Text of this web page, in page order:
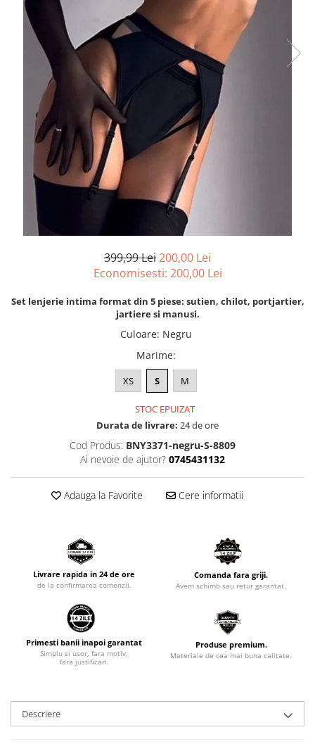
399,99 Lei200,00 Lei
Economisesti: 200,00 Lei
Set lenjerie intima format din 5 piese: sutien, chilot, portjartier,
jartiere si manusi.
Culoare: Negru
Marime:
XS S M
STOC EPUIZAT
Durata de livrare: 24 de ore
Cod Produs: BNY3371-negru-S-8809
Ai nevoie de ajutor? 0745431132
Adauga la Favorite Cere informatii
Livrare rapida in 24 de ore
de la confirmarea comenzii.
Comanda fara griji.
Avem schimb sau retur garantat.
Primesti banii inapoi garantat
Simplu si usor, fara motiv,
fara justificari.
Produse premium.
Materiale de cea mai buna calitate.
Descriere